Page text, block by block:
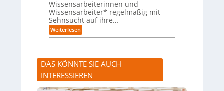
K
I
-
A
g
e
e
n
v
e
r
ä
n
d
n
e
n
t
e
n
e
s
Wissensarbeiterinnen und
Wissensarbeiter* regelmäßig mit
Sehnsucht auf ihre…
Weiterlesen:
W
u
m
s
i
DAS KÖNNTE SIE AUCH
INTERESSIEREN